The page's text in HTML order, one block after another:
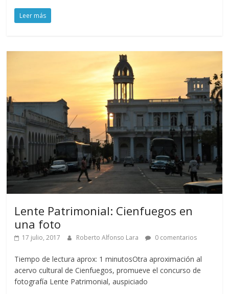
Leer más
Lente Patrimonial: Cienfuegos en
una foto
17 julio, 2017 Roberto Alfonso Lara 0 comentarios
Tiempo de lectura aprox: 1 minutosOtra aproximación al
acervo cultural de Cienfuegos, promueve el concurso de
fotografía Lente Patrimonial, auspiciado